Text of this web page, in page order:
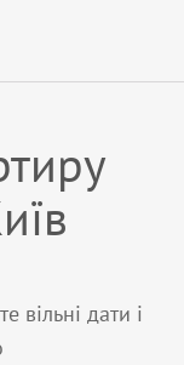
вільні дати і